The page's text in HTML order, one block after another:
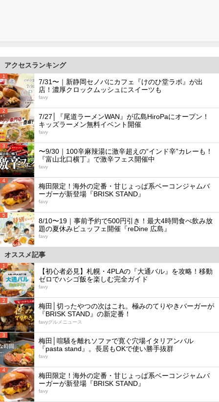
アクセスランキング
1
7/31〜｜新静岡セノバにカフェ『けのひ堂ラボ』が出
店！濃厚クロックムッシュにスイーツも
favy
2
7/27│『尾道ラーメンWAN』が広島HiroPaにオープン！
キッズラーメン無料イベント開催
favy
3
〜9/30｜100辛麻辣湯に激辛超えの“インド辛”カレーも！
『富山北口横丁』で激辛フェス開催中
favy
4
梅田限定！海外の定番・甘じょっぱ系ベーコンジャムバ
ーガーが新登場『BRISK STAND』
favy
5
8/10〜19｜事前予約で500円引き！最大4時間食べ飲み放
題の夏休みビュッフェ開催『reDine 広島』
favy
オススメ記事
1
【初心者必見】札幌・4PLAの『大通バル』を攻略！移動
ゼロでハシゴ飯を楽しむ完全ガイド
favy
2
梅田│切ったやつの次はこれ。極みのてりやきバーガーが
『BRISK STAND』の新定番！
favyグルメニュース
3
梅田│喧騒を離れソファで寛ぐ穴場イタリアンバル
『pasta stand』。長居もOKで使い勝手抜群
favy
4
梅田限定！海外の定番・甘じょっぱ系ベーコンジャムバ
ーガーが新登場『BRISK STAND』
favy